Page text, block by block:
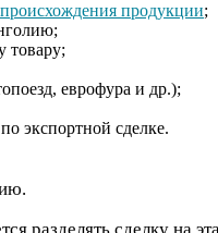
продукции;
товару;
еврофура и др.);
экспортной сделке.